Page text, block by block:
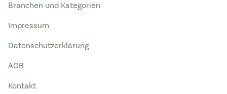
Branchen und Kategorien
Impressum
Datenschutzerklärung
AGB
Kontakt